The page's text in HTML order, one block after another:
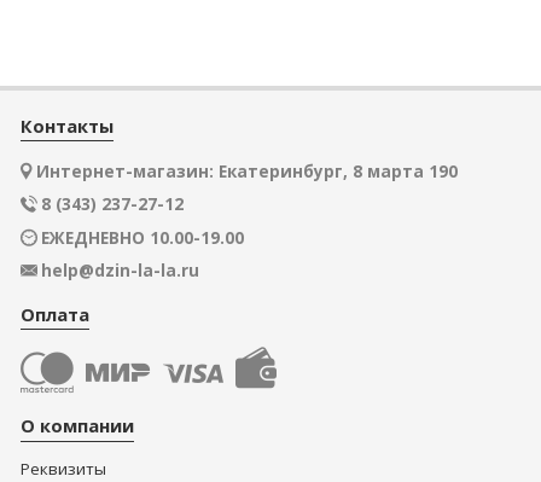
Контакты
Интернет-магазин: Екатеринбург, 8 марта 190
8 (343) 237-27-12
ЕЖЕДНЕВНО 10.00-19.00
help@dzin-la-la.ru
Оплата
О компании
Реквизиты